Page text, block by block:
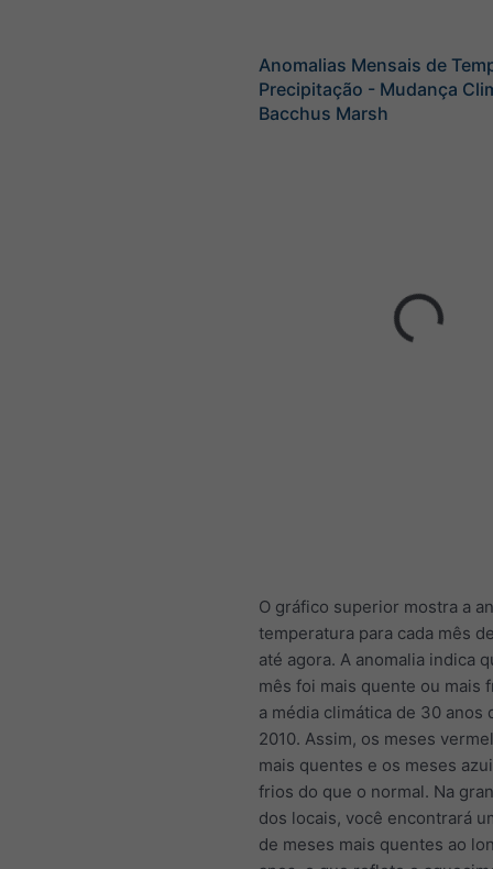
Anomalias Mensais de
Precipitação - Mudança
Bacchus Marsh
O gráfico superior mostra a
temperatura para cada mês
até agora. A anomalia indica
mês foi mais quente ou mais
a média climática de 30 anos
2010. Assim, os meses
mais quentes e os meses
frios do que o normal. Na
dos locais, você encontrará
de meses mais quentes ao